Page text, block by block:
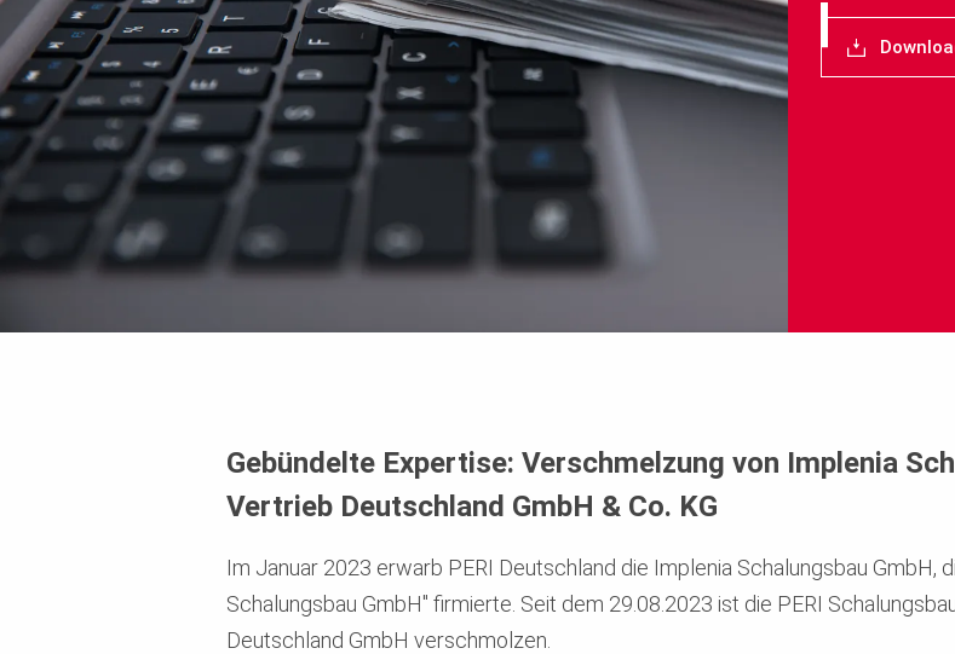
Gebündelte Expertise: Verschmelzung von Implenia
Vertrieb Deutschland GmbH & Co. KG
Im Januar 2023 erwarb PERI Deutschland die Implenia Schalungsbau GmbH,
Schalungsbau GmbH" firmierte. Seit dem 29.08.2023 ist die PERI
Deutschland GmbH verschmolzen.